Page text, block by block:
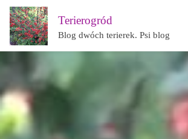
Terierogród
Blog dwóch terierek. Psi blog